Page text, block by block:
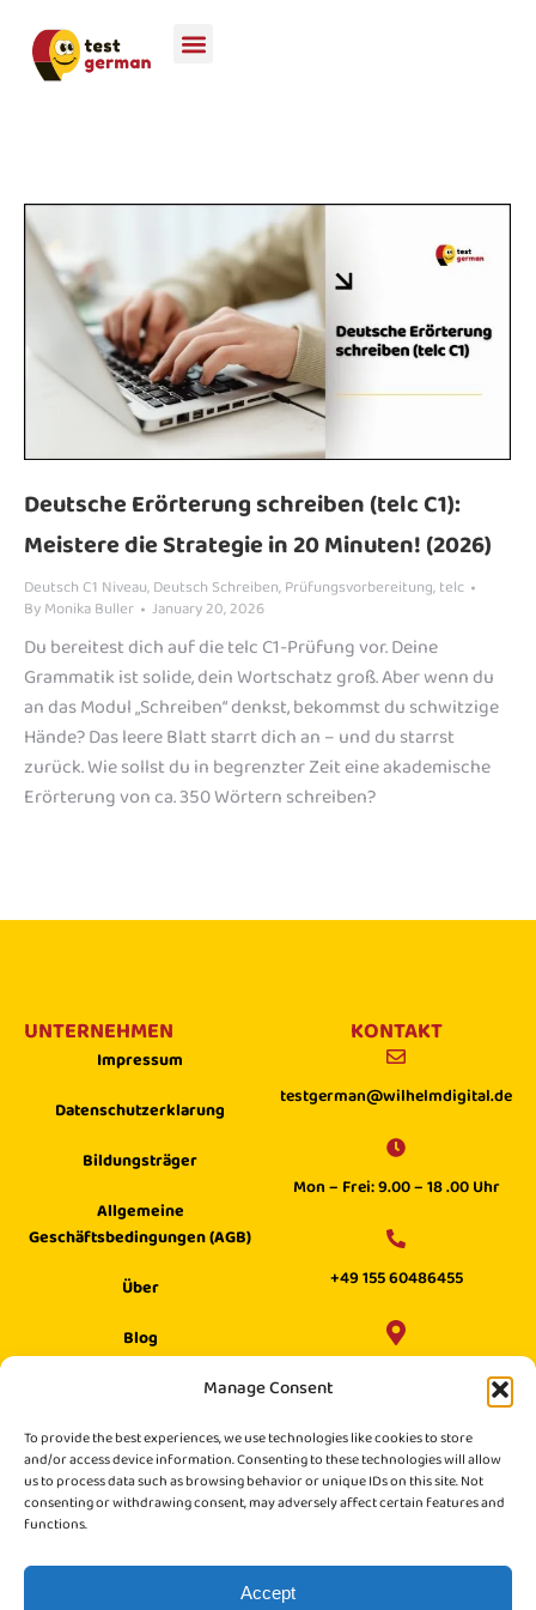
Manage Consent
To provide the best experiences, we use technologies like cookies to store
and/or access device information. Consenting to these technologies will allow
us to process data such as browsing behavior or unique IDs on this site. Not
consenting or withdrawing consent, may adversely affect certain features and
functions.
Accept
Deutsche Erörterung schreiben (telc C1):
Meistere die Strategie in 20 Minuten! (2026)
Deutsch C1 Niveau,Deutsch Schreiben,Prüfungsvorbereitung,telc
ByMonika Buller January 20, 2026
Du bereitest dich auf die telc C1-Prüfung vor. Deine
Grammatik ist solide, dein Wortschatz groß. Aber wenn du
an das Modul „Schreiben“ denkst, bekommst du schwitzige
Hände? Das leere Blatt starrt dich an – und du starrst
zurück. Wie sollst du in begrenzter Zeit eine akademische
Erörterung von ca. 350 Wörtern schreiben?
UNTERNEHMEN
Impressum
Datenschutzerklarung
Bildungsträger
Allgemeine
Geschäftsbedingungen (AGB)
Über
Blog
KONTAKT
testgerman@wilhelmdigital.de
Mon – Frei: 9.00 – 18 .00 Uhr
+49 155 60486455
Philippstraße 27, 52349 Düren,
Germany